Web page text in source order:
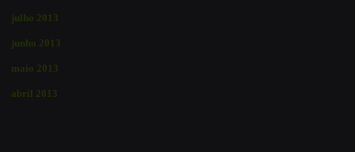
julho 2013
junho 2013
maio 2013
abril 2013